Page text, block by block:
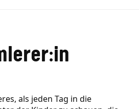
als jeden Tag in die